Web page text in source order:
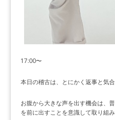
17:00〜
本日の稽古は、とにかく返事と気
お腹から大きな声を出す機会は、
を前に出すことを意識して取り組み